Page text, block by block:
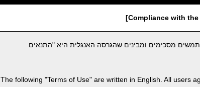
מסכימים ומבינים שהגרסה האנגלית היא "התנאים
The following "Terms of Use" are written in English. All users